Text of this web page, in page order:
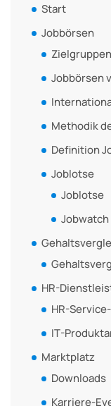
Start
Jobbörsen
Jobbörsen
Methodik
Definition
Joblotse
Joblotse
Jobwatch
HR-
HR-
IT-
Marktplatz
Downloads
Karriere-